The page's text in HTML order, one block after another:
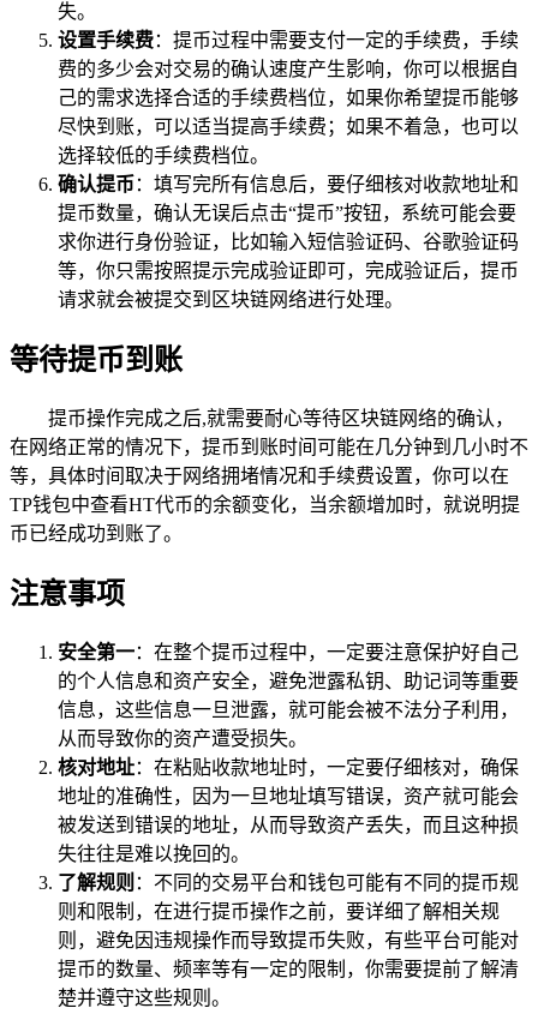
失。
设置手续费：提币过程中需要支付一定的手续费，手续
费的多少会对交易的确认速度产生影响，你可以根据自
己的需求选择合适的手续费档位，如果你希望提币能够
尽快到账，可以适当提高手续费；如果不着急，也可以
选择较低的手续费档位。
确认提币 ：填写完所有信息后，要仔细核对收款地址和
提币数量，确认无误后点击“提币”按钮，系统可能会要
求你进行身份验证，比如输入短信验证码、谷歌验证码
等，你只需按照提示完成验证即可，完成验证后，提币
请求就会被提交到区块链网络进行处理。
等待提币到账
提币操作完成之后,就需要耐心等待区块链网络的确认，
在网络正常的情况下，提币到账时间可能在几分钟到几小时不
等，具体时间取决于网络拥堵情况和手续费设置，你可以在
TP钱包中查看HT代币的余额变化，当余额增加时，就说明提
币已经成功到账了。
注意事项
安全第一：在整个提币过程中，一定要注意保护好自己
的个人信息和资产安全，避免泄露私钥、助记词等重要
信息，这些信息一旦泄露，就可能会被不法分子利用，
从而导致你的资产遭受损失。
核对地址：在粘贴收款地址时，一定要仔细核对，确保
地址的准确性，因为一旦地址填写错误，资产就可能会
被发送到错误的地址，从而导致资产丢失，而且这种损
失往往是难以挽回的。
了解规则 ：不同的交易平台和钱包可能有不同的提币规
则和限制，在进行提币操作之前，要详细了解相关规
则，避免因违规操作而导致提币失败，有些平台可能对
提币的数量、频率等有一定的限制，你需要提前了解清
楚并遵守这些规则。